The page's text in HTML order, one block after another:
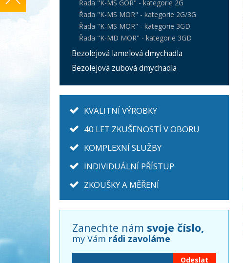
Řada "K-MS GOR" - kategorie 2G
Řada "K-MS MOR" - kategorie 2G/3G
Řada "K-MS MOR" - kategorie 3GD
Řada "K-MD MOR" - kategorie 3GD
Bezolejová lamelová dmychadla
Bezolejová zubová dmychadla
KVALITNÍ VÝROBKY
40 LET ZKUŠENOSTÍ V OBORU
KOMPLEXNÍ SLUŽBY
INDIVIDUÁLNÍ PŘÍSTUP
ZKOUŠKY A MĚŘENÍ
Zanechte nám svoje číslo,
my Vám rádi zavoláme